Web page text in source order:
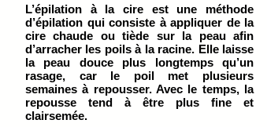
L’épilation à la cire est une méthode
d’épilation qui consiste à appliquer de la
cire chaude ou tiède sur la peau afin
d’arracher les poils à la racine. Elle laisse
la peau douce plus longtemps qu’un
rasage, car le poil met plusieurs
semaines à repousser. Avec le temps, la
repousse tend à être plus fine et
clairsemée.